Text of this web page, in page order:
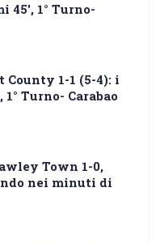
1° Turno-
1-1 (5-4): i
Turno- Carabao
Town 1-0,
nei minuti di